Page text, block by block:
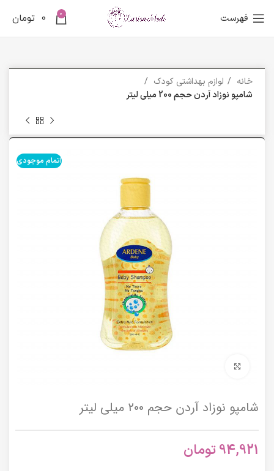
فهرست 0
0 تومان
خانه
لوازم بهداشتی کودک
شامپو نوزاد آردن حجم 200 میلی لیتر
اتمام موجودی
شامپو نوزاد آردن حجم 200 میلی لیتر
94,921تومان